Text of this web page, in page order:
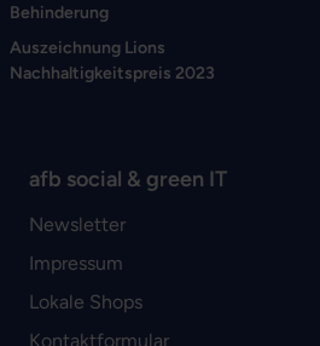
Behinderung
Auszeichnung Lions
Nachhaltigkeitspreis 2023
afb social & green IT
Newsletter
Impressum
Lokale Shops
Kontaktformular